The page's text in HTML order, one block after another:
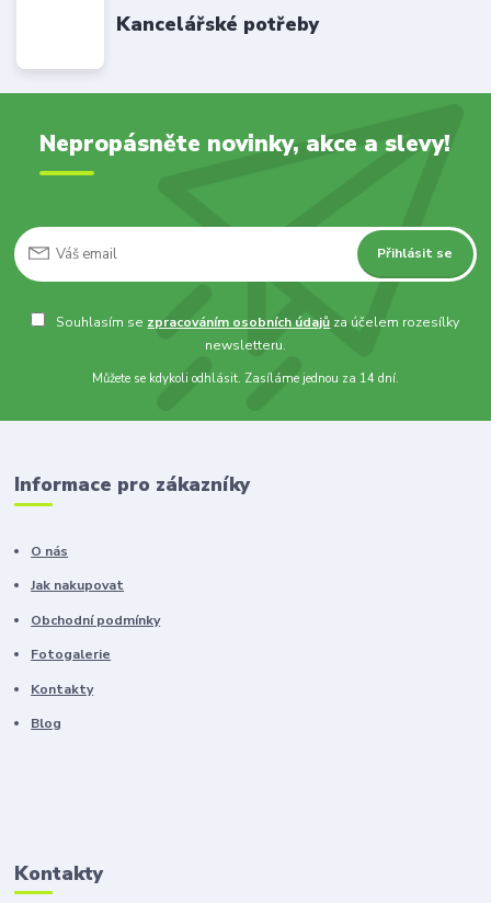
Kancelářské potřeby
Nepropásněte novinky, akce a slevy!
Přihlásit se
Souhlasím se zpracováním osobních údajů za účelem rozesílky
newsletteru.
Můžete se kdykoli odhlásit. Zasíláme jednou za 14 dní.
Informace pro zákazníky
O nás
Jak nakupovat
Obchodní podmínky
Fotogalerie
Kontakty
Blog
Kontakty